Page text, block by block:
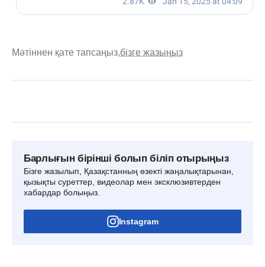
Мәтіннен қате тапсаңыз,бізге жазыңыз
Барлығын бірінші болып біліп отырыңыз
Бізге жазылып, Қазақстанның өзекті жаңалықтарынан,
қызықты суреттер, видеолар мен эксклюзивтерден
хабардар болыңыз.
Instagram